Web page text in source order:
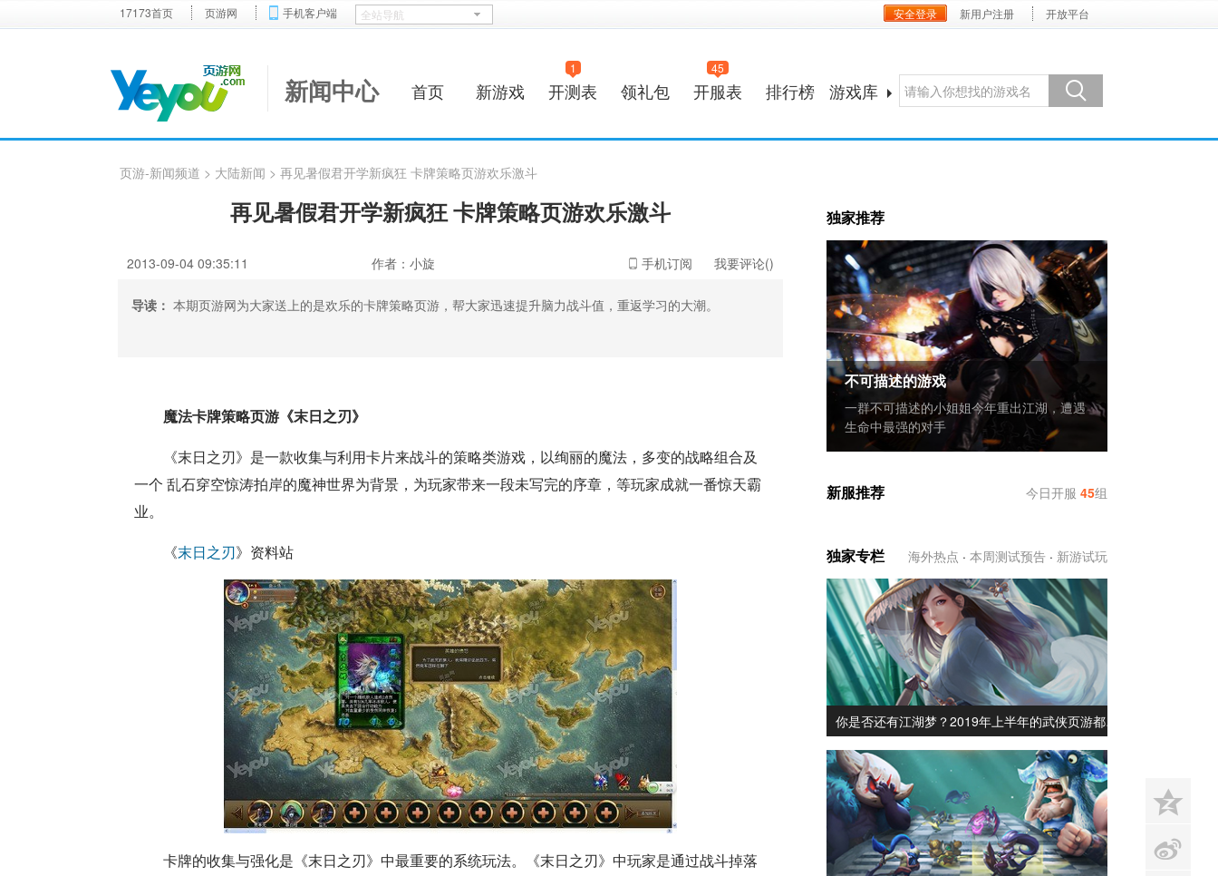
17173首页 页游网 手机客户端 安全登录 新用户注册 开放平台
新闻中心 首页 新游戏 开测表
1
领礼包 开服表
45
排行榜 游戏库
页游-新闻频道 > 大陆新闻 > 再见暑假君开学新疯狂 卡牌策略页游欢乐激斗
再见暑假君开学新疯狂 卡牌策略页游欢乐激斗
2013-09-04 09:35:11 作者：小旋 手机订阅 我要评论()
导读： 本期页游网为大家送上的是欢乐的卡牌策略页游，帮大家迅速提升脑力战斗值，重返学习的大潮。
魔法卡牌策略页游《末日之刃》
《末日之刃》是一款收集与利用卡片来战斗的策略类游戏，以绚丽的魔法，多变的战略组合及
一个 乱石穿空惊涛拍岸的魔神世界为背景，为玩家带来一段未写完的序章，等玩家成就一番惊天霸
业。
《末日之刃》资料站
卡牌的收集与强化是《末日之刃》中最重要的系统玩法。《末日之刃》中玩家是通过战斗掉落
独家推荐
不可描述的游戏
一群不可描述的小姐姐今年重出江湖，遭遇
生命中最强的对手
新服推荐 今日开服 45组
独家专栏 海外热点 · 本周测试预告 · 新游试玩
你是否还有江湖梦？2019年上半年的武侠页游都…
z
s